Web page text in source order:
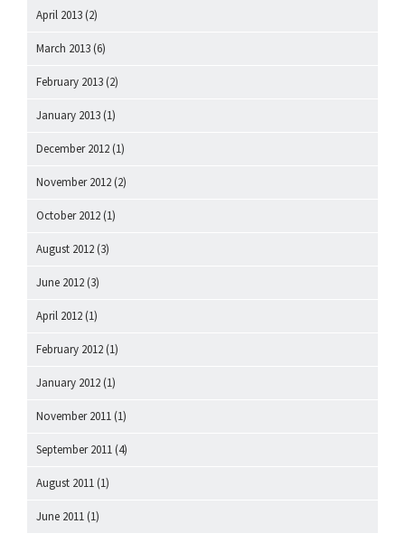
April 2013 (2)
March 2013 (6)
February 2013 (2)
January 2013 (1)
December 2012 (1)
November 2012 (2)
October 2012 (1)
August 2012 (3)
June 2012 (3)
April 2012 (1)
February 2012 (1)
January 2012 (1)
November 2011 (1)
September 2011 (4)
August 2011 (1)
June 2011 (1)